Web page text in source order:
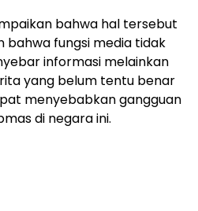
bahwa hal tersebut
bahwa fungsi media tidak
informasi melainkan
yang belum tentu benar
menyebabkan gangguan
di negara ini.